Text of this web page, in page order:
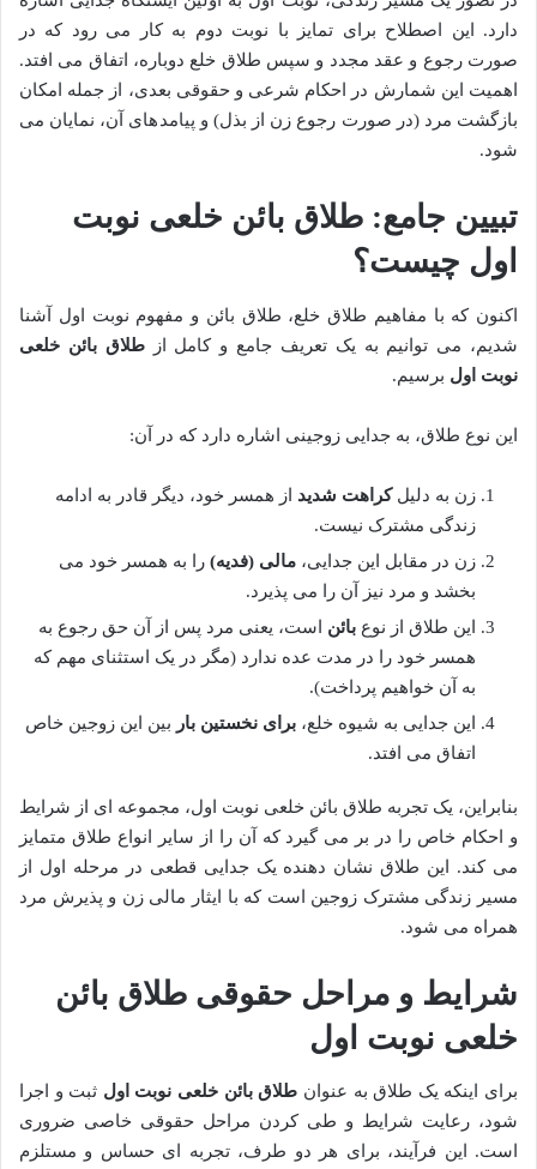
دارد. این اصطلاح برای تمایز با نوبت دوم به کار می رود که در
صورت رجوع و عقد مجدد و سپس طلاق خلع دوباره، اتفاق می افتد.
اهمیت این شمارش در احکام شرعی و حقوقی بعدی، از جمله امکان
بازگشت مرد (در صورت رجوع زن از بذل) و پیامدهای آن، نمایان می
شود.
تبیین جامع: طلاق بائن خلعی نوبت
اول چیست؟
اکنون که با مفاهیم طلاق خلع، طلاق بائن و مفهوم نوبت اول آشنا
شدیم، می توانیم به یک تعریف جامع و کامل ازطلاق بائن خلعی
نوبت اول برسیم.
این نوع طلاق، به جدایی زوجینی اشاره دارد که در آن:
زن به دلیلکراهت شدید از همسر خود، دیگر قادر به ادامه
زندگی مشترک نیست.
زن در مقابل این جدایی، مالی (فدیه) را به همسر خود می
بخشد و مرد نیز آن را می پذیرد.
این طلاق از نوع بائن است، یعنی مرد پس از آن حق رجوع به
همسر خود را در مدت عده ندارد (مگر در یک استثنای مهم که
به آن خواهیم پرداخت).
این جدایی به شیوه خلع، برای نخستین بار بین این زوجین خاص
اتفاق می افتد.
بنابراین، یک تجربه طلاق بائن خلعی نوبت اول، مجموعه ای از شرایط
و احکام خاص را در بر می گیرد که آن را از سایر انواع طلاق متمایز
می کند. این طلاق نشان دهنده یک جدایی قطعی در مرحله اول از
مسیر زندگی مشترک زوجین است که با ایثار مالی زن و پذیرش مرد
همراه می شود.
شرایط و مراحل حقوقی طلاق بائن
خلعی نوبت اول
برای اینکه یک طلاق به عنوان طلاق بائن خلعی نوبت اول ثبت و اجرا
شود، رعایت شرایط و طی کردن مراحل حقوقی خاصی ضروری
است. این فرآیند، برای هر دو طرف، تجربه ای حساس و مستلزم